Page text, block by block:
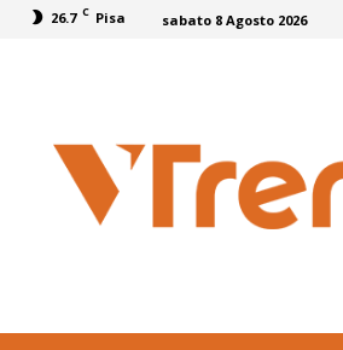
26.7 C Pisa sabato 8 Agosto 2026